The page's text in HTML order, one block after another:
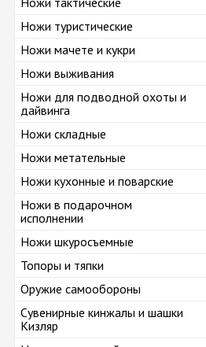
Ножи туристические
Ножи мачете и кукри
Ножи выживания
Ножи для подводной охоты и
дайвинга
Ножи складные
Ножи метательные
Ножи кухонные и поварские
Ножи в подарочном
исполнении
Ножи шкуросъемные
Топоры и тяпки
Оружие самообороны
Сувенирные кинжалы и шашки
Кизляр